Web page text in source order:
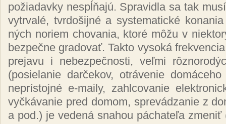
po­žia­dav­ky nespĺňa­jú. Spra­vid­la sa tak
vy­tr­va­lé, tvr­do­šij­né a sys­te­ma­tic­ké
ných no­riem cho­va­nia, kto­ré mô­žu v
bez­peč­ne gra­do­vať. Tak­to vy­so­ká
pre­ja­vu i ne­bez­peč­nos­ti, veľ­mi
(po­sie­la­nie dar­če­kov, ot­rá­ve­nie
nep­rís­toj­né e-mai­ly, za­hl­co­va­nie
vy­čká­va­nie pred do­mom, spre­vá­dzanie z
a pod.) je ve­de­ná sna­hou pá­cha­te­ľa